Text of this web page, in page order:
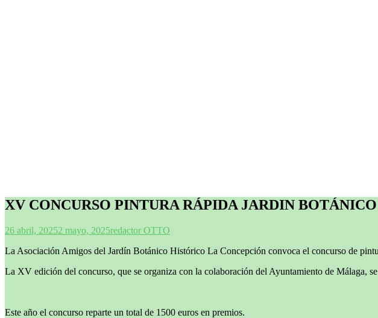
XV CONCURSO PINTURA RÁPIDA JARDIN
26 abril, 20252 mayo, 2025redactor OTTO
La Asociación Amigos del Jardín Botánico Histórico La Concepción convoca el concurso de
La XV edición del concurso, que se organiza con la colaboración del Ayuntamiento de Málaga,
Este año el concurso reparte un total de 1500 euros en premios.